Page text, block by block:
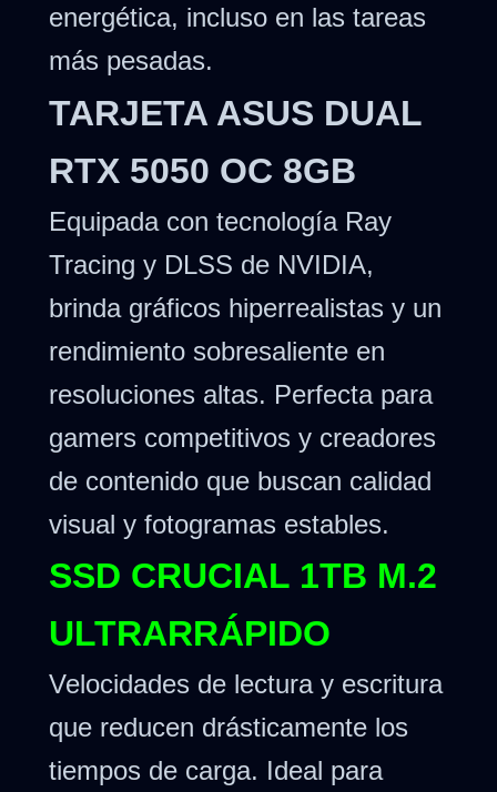
energética, incluso en las tareas
más pesadas.
TARJETA ASUS DUAL
RTX 5050 OC 8GB
Equipada con tecnología Ray
Tracing y DLSS de NVIDIA,
brinda gráficos hiperrealistas y un
rendimiento sobresaliente en
resoluciones altas. Perfecta para
gamers competitivos y creadores
de contenido que buscan calidad
visual y fotogramas estables.
SSD CRUCIAL 1TB M.2
ULTRARRÁPIDO
Velocidades de lectura y escritura
que reducen drásticamente los
tiempos de carga. Ideal para